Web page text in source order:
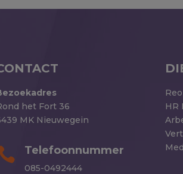
het Fort 36
MK Nieuwegein
Telefoonnummer
085-0492444
HR